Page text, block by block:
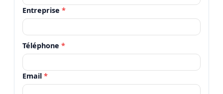
Entreprise *
Téléphone *
Email *